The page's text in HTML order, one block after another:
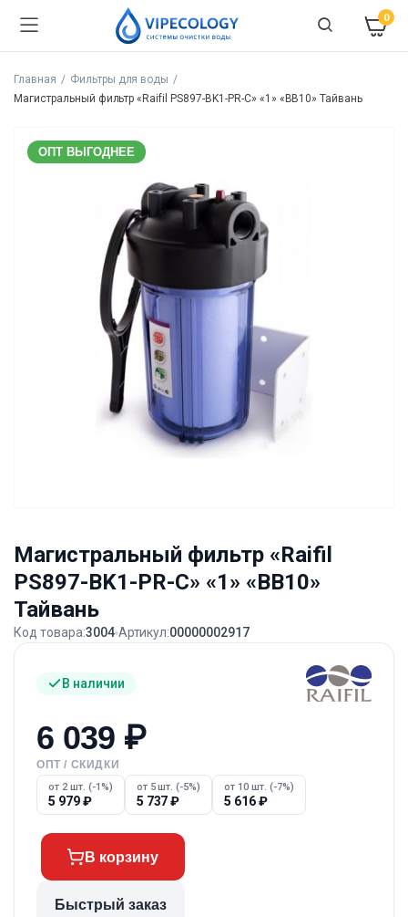
0
Главная
Фильтры для воды
Магистральный фильтр «Raifil PS897-BK1-PR-С» «1» «BB10» Тайвань
ОПТ ВЫГОДНЕЕ
Магистральный фильтр «Raifil
PS897-BK1-PR-С» «1» «BB10»
Тайвань
Код товара:3004 Артикул:00000002917
В наличии
6 039 ₽
ОПТ / СКИДКИ
от 2 шт. (-1%)
5 979₽
от 5 шт. (-5%)
5 737₽
от 10 шт. (-7%)
5 616₽
В корзину
Быстрый заказ